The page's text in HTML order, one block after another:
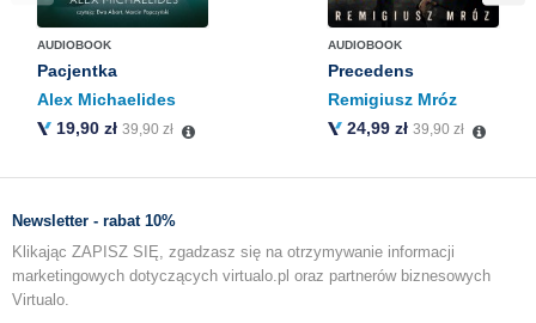
AUDIOBOOK
Pacjentka
Alex Michaelides
19,90 zł 39,90 zł
AUDIOBOOK
Precedens
Remigiusz Mróz
24,99 zł 39,90 zł
Newsletter - rabat 10%
Klikając ZAPISZ SIĘ, zgadzasz się na otrzymywanie informacji
marketingowych dotyczących virtualo.pl oraz partnerów biznesowych
Virtualo.